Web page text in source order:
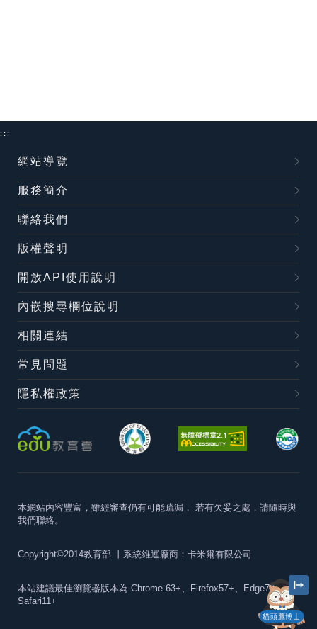
貓頭鷹博士
:::
網站導覽
服務簡介
聯絡我們
版權聲明
開放API使用說明
內嵌搜尋欄位說明
相關連結
常見問題
隱私權政策
本網站內容豐富，雖經審查仍有可能疏漏， 若有欠妥之處，請隨時與
我們聯絡。
Copyright©2014教育部 丨系統維運廠商：卡米爾有限公司
本站建議最佳瀏覽器版本為 Chrome 63+、Firefox57+、Edge79+及
Safari11+